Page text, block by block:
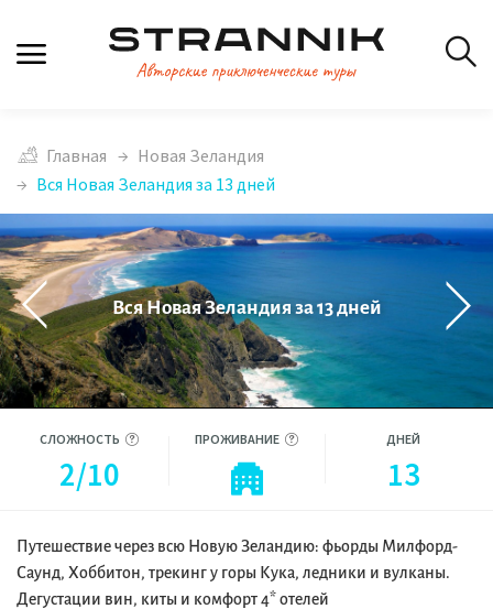
Главная
Новая Зеландия
Вся Новая Зеландия за 13 дней
Вся Новая Зеландия за 13 дней
СЛОЖНОСТЬ
2/10
ПРОЖИВАНИЕ ДНЕЙ
13
Путешествие через всю Новую Зеландию: фьорды Милфорд-
Саунд, Хоббитон, трекинг у горы Кука, ледники и вулканы.
Дегустации вин, киты и комфорт 4* отелей